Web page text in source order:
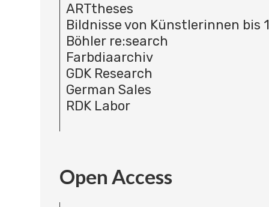
ARTtheses
Bildnisse von Künstlerinnen bis
Böhler re:search
Farbdiaarchiv
GDK Research
German Sales
RDK Labor
Open Access